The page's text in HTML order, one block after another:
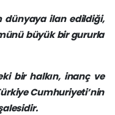
dünyaya ilan edildiği,
büyük bir gururla
bir halkın, inanç ve
Cumhuriyeti’nin